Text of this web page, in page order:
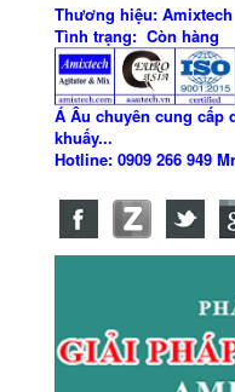
Thương hiệu: Amixtech
Tình trạng: Còn hàng
Á Âu chuyên cung cấp
khuấy...
Hotline: 0909 266 949